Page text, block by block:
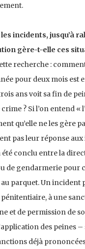
incidents, jusqu’à
gère-t-elle ces
recherche :
pour deux mois est
ans voit sa fin de
? Si l’on entend
qu’elle ne les gère
pas leur réponse
conclu entre la
de gendarmerie pour
parquet. Un
à une
et de permission de
des peines –
déjà